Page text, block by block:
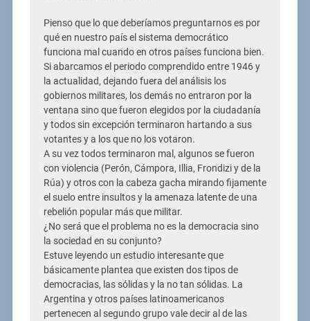
Pienso que lo que deberíamos preguntarnos es por
qué en nuestro país el sistema democrático
funciona mal cuando en otros países funciona bien.
Si abarcamos el periodo comprendido entre 1946 y
la actualidad, dejando fuera del análisis los
gobiernos militares, los demás no entraron por la
ventana sino que fueron elegidos por la ciudadanía
y todos sin excepción terminaron hartando a sus
votantes y a los que no los votaron.
A su vez todos terminaron mal, algunos se fueron
con violencia (Perón, Cámpora, Illia, Frondizi y de la
Rúa) y otros con la cabeza gacha mirando fijamente
el suelo entre insultos y la amenaza latente de una
rebelión popular más que militar.
¿No será que el problema no es la democracia sino
la sociedad en su conjunto?
Estuve leyendo un estudio interesante que
básicamente plantea que existen dos tipos de
democracias, las sólidas y la no tan sólidas. La
Argentina y otros países latinoamericanos
pertenecen al segundo grupo vale decir al de las